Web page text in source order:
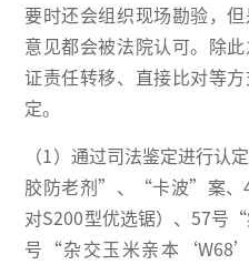
要时还会组织现场勘验，
意见都会被法院认可。除
证责任转移、直接比对等
定。
（1）通过司法鉴定进行
胶防老剂”、“卡波”案
对S200型优选锯）、57号
号“杂交玉米亲本